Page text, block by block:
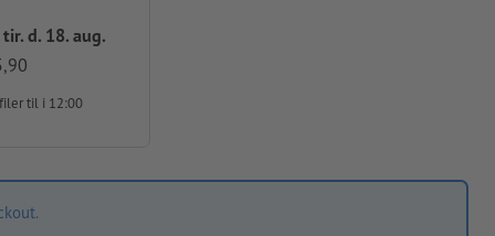
d. 18. aug.
til i 12:00